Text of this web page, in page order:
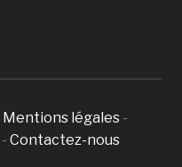
Mentions légales -
- Contactez-nous